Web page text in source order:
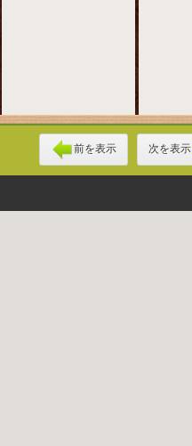
前を表示 次を表示